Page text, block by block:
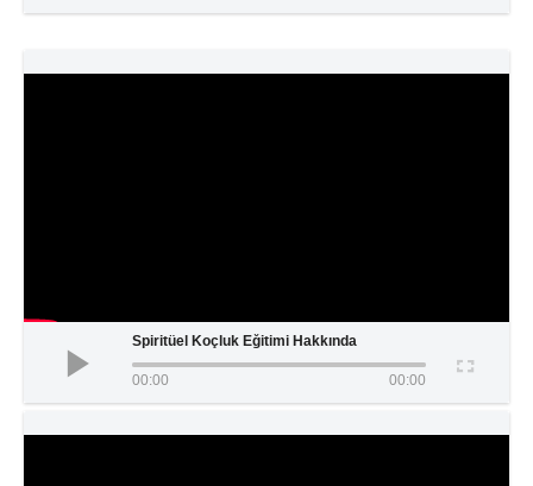
Spiritüel Koçluk Eğitimi Hakkında
00:00 00:00